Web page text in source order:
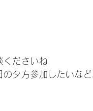
ださいね
夕方参加したいな